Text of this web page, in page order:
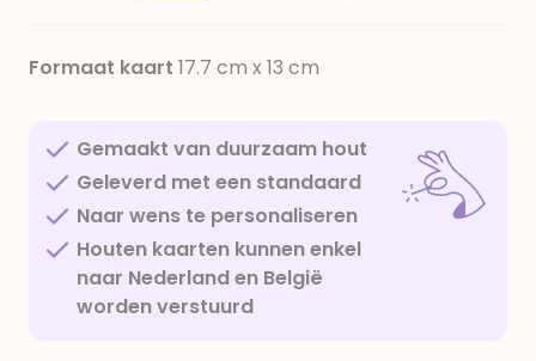
Formaat kaart 17.7 cm x 13 cm
Gemaakt van duurzaam hout
Geleverd met een standaard
Naar wens te personaliseren
Houten kaarten kunnen enkel
naar Nederland en België
worden verstuurd